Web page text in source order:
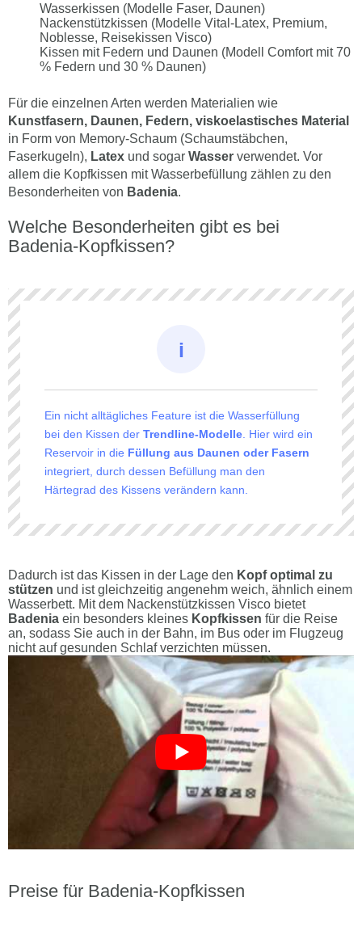
Wasserkissen (Modelle Faser, Daunen)
Nackenstützkissen (Modelle Vital-Latex, Premium,
Noblesse, Reisekissen Visco)
Kissen mit Federn und Daunen (Modell Comfort mit 70
% Federn und 30 % Daunen)
Für die einzelnen Arten werden Materialien wie
Kunstfasern, Daunen, Federn, viskoelastisches Material
in Form von Memory-Schaum (Schaumstäbchen,
Faserkugeln), Latex und sogar Wasser verwendet. Vor
allem die Kopfkissen mit Wasserbefüllung zählen zu den
Besonderheiten von Badenia.
Welche Besonderheiten gibt es bei
Badenia-Kopfkissen?
Ein nicht alltägliches Feature ist die Wasserfüllung
bei den Kissen der Trendline-Modelle . Hier wird ein
Reservoir in die Füllung aus Daunen oder Fasern
integriert, durch dessen Befüllung man den
Härtegrad des Kissens verändern kann.
Dadurch ist das Kissen in der Lage den Kopf optimal zu
stützen und ist gleichzeitig angenehm weich, ähnlich einem
Wasserbett. Mit dem Nackenstützkissen Visco bietet
Badenia ein besonders kleines Kopfkissen für die Reise
an, sodass Sie auch in der Bahn, im Bus oder im Flugzeug
nicht auf gesunden Schlaf verzichten müssen.
Preise für Badenia-Kopfkissen